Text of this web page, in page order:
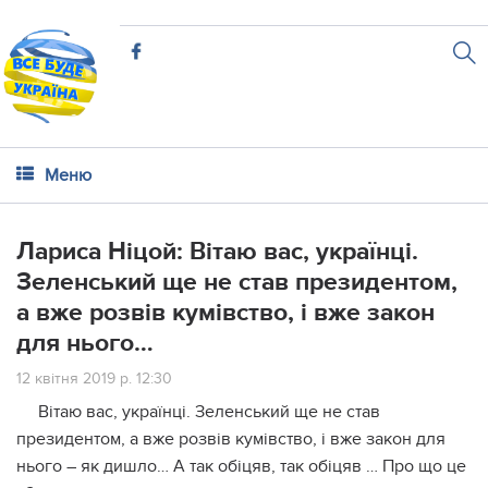
Меню
Лариса Ніцой: Вітаю вас, українці.
Зеленський ще не став президентом,
а вже розвів кумівство, і вже закон
для нього…
12 квітня 2019 р. 12:30
Вітаю вас, українці. Зеленський ще не став
президентом, а вже розвів кумівство, і вже закон для
нього – як дишло… А так обіцяв, так обіцяв … Про що це